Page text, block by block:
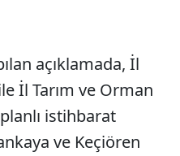
açıklamada, İl
İl Tarım ve Orman
istihbarat
ve Keçiören